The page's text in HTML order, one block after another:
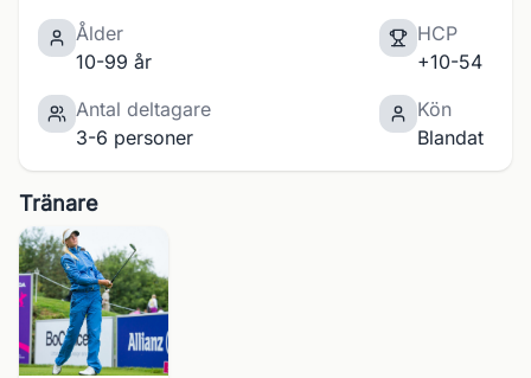
Ålder
10-99 år
HCP
+10-54
Antal deltagare
3-6 personer
Kön
Blandat
Tränare